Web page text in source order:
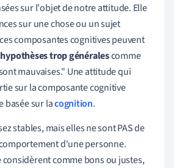
sur l'objet de notre attitude. Elle
sur une chose ou un sujet
composantes cognitives peuvent
hypothèses trop généralescomme
mauvaises." Une attitude qui
sur la composante cognitive
basée sur lacognition.
stables, mais elles ne sont PAS de
d'une personne.
considèrent comme bons ou justes,